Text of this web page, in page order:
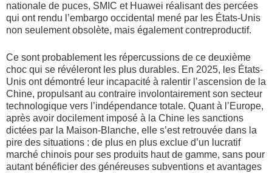
nationale de puces, SMIC et Huawei réalisant des percées
qui ont rendu l’embargo occidental mené par les États-Unis
non seulement obsolète, mais également contreproductif.
Ce sont probablement les répercussions de ce deuxième
choc qui se révéleront les plus durables. En 2025, les États-
Unis ont démontré leur incapacité à ralentir l’ascension de la
Chine, propulsant au contraire involontairement son secteur
technologique vers l’indépendance totale. Quant à l’Europe,
après avoir docilement imposé à la Chine les sanctions
dictées par la Maison-Blanche, elle s’est retrouvée dans la
pire des situations : de plus en plus exclue d’un lucratif
marché chinois pour ses produits haut de gamme, sans pour
autant bénéficier des généreuses subventions et avantages